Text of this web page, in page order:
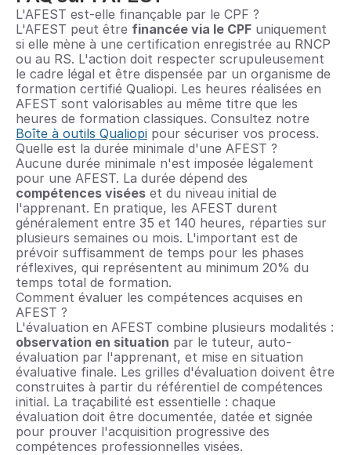
L'AFEST est-elle finançable par le CPF ?
L'AFEST peut être financée via le CPF uniquement
si elle mène à une certification enregistrée au RNCP
ou au RS. L'action doit respecter scrupuleusement
le cadre légal et être dispensée par un organisme de
formation certifié Qualiopi. Les heures réalisées en
AFEST sont valorisables au même titre que les
Boîte à outils Qualiopi pour sécuriser vos process.
Quelle est la durée minimale d'une AFEST ?
Aucune durée minimale n'est imposée légalement
compétences visées et du niveau initial de
l'apprenant. En pratique, les AFEST durent
généralement entre 35 et 140 heures, réparties sur
plusieurs semaines ou mois. L'important est de
prévoir suffisamment de temps pour les phases
réflexives, qui représentent au minimum 20% du
temps total de formation.
Comment évaluer les compétences acquises en
AFEST ?
observation en situation par le tuteur, auto-
évaluation par l'apprenant, et mise en situation
évaluative finale. Les grilles d'évaluation doivent être
construites à partir du référentiel de compétences
initial. La traçabilité est essentielle : chaque
évaluation doit être documentée, datée et signée
pour prouver l'acquisition progressive des
compétences professionnelles visées.